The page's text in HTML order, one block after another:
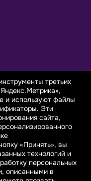
"САРАФАНОВО"
третьих
и используют файлы
Эти
сайта,
«Принять», вы
технологий и
персональных
описанными в